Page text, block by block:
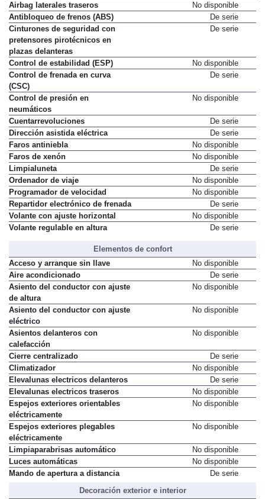
Airbag laterales traseros
No disponible
Antibloqueo de frenos (ABS)
De serie
Cinturones de seguridad con
pretensores pirotécnicos en
plazas delanteras
De serie
Control de estabilidad (ESP)
No disponible
Control de frenada en curva
(CSC)
De serie
Control de presión en
neumáticos
No disponible
Cuentarrevoluciones
De serie
Dirección asistida eléctrica
De serie
Faros antiniebla
No disponible
Faros de xenón
No disponible
Limpialuneta
De serie
Ordenador de viaje
No disponible
Programador de velocidad
No disponible
Repartidor electrónico de frenada
De serie
Volante con ajuste horizontal
No disponible
Volante regulable en altura
De serie
Elementos de confort
Acceso y arranque sin llave
No disponible
Aire acondicionado
De serie
Asiento del conductor con ajuste
de altura
No disponible
Asiento del conductor con ajuste
eléctrico
No disponible
Asientos delanteros con
calefacción
No disponible
Cierre centralizado
De serie
Climatizador
No disponible
Elevalunas electricos delanteros
De serie
Elevalunas electricos traseros
No disponible
Espejos exteriores orientables
eléctricamente
No disponible
Espejos exteriores plegables
eléctricamente
No disponible
Limpiaparabrisas automático
No disponible
Luces automáticas
No disponible
Mando de apertura a distancia
De serie
Decoración exterior e interior